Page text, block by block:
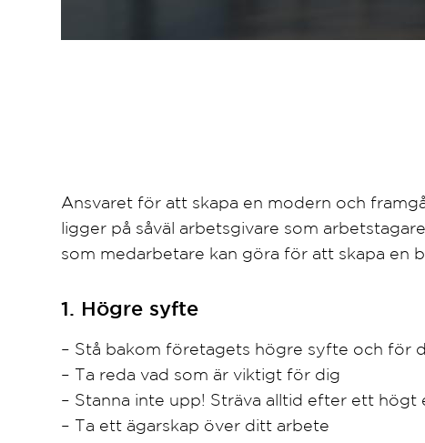
Ansvaret för att skapa en modern och
ligger på såväl arbetsgivare som
som medarbetare kan göra för att skapa en
1. Högre syfte
– Stå bakom företagets högre syfte och för
– Ta reda vad som är viktigt för dig
– Stanna inte upp! Sträva alltid efter ett högt
– Ta ett ägarskap över ditt arbete